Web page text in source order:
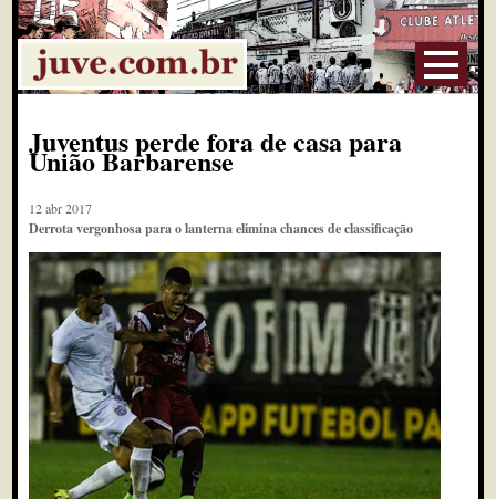
Juventus perde fora de casa para
União Barbarense
12 abr 2017
Derrota vergonhosa para o lanterna elimina chances de classificação